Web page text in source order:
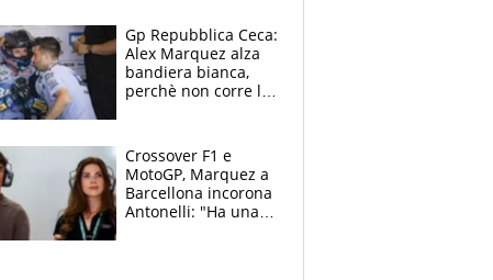
Gp Repubblica Ceca:
Alex Marquez alza
bandiera bianca,
perchè non corre la
Crossover F1 e
MotoGP, Marquez a
Barcellona incorona
Antonelli: "Ha una